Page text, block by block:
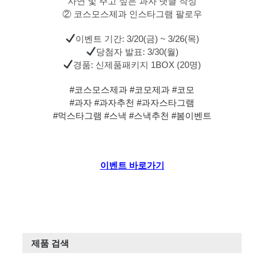
② 코스모스제과 인스타그램 팔로우
이벤트 기간: 3/20(금) ~ 3/26(목)
당첨자 발표: 3/30(월)
경품: 신제품패키지 1BOX (20명)
#코스모스제과 #코모제과 #코모
#과자 #과자추천 #과자스타그램
#먹스타그램 #스낵 #스낵추천 #봄이벤트
이벤트 바로가기
제품 검색